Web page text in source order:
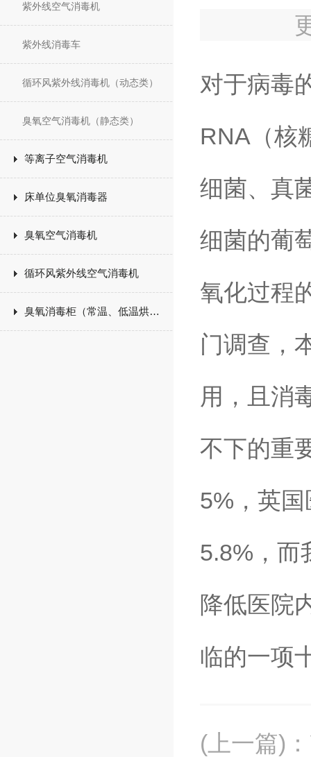
紫外线空气消毒机
紫外线消毒车
循环风紫外线消毒机（动态类）
臭氧空气消毒机（静态类）
等离子空气消毒机
床单位臭氧消毒器
臭氧空气消毒机
循环风紫外线空气消毒机
臭氧消毒柜（常温、低温烘干）
对于病毒
RNA（核
细菌、真
细菌的葡
氧化过程
门调查，
用，且消
不下的重
5%，英
5.8%，而
降低医院
临的一项
(上一篇) ：